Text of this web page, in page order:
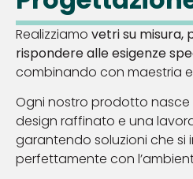
Realizziamo vetri su
rispondere alle esigenze
combinando con maestria
Ogni nostro prodotto nasce
design raffinato e una
garantendo soluzioni che si
perfettamente con